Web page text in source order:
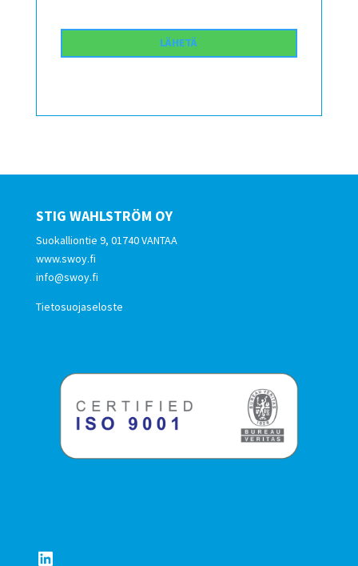
STIG WAHLSTRÖM OY
Suokalliontie 9, 01740 VANTAA
www.swoy.fi
info@swoy.fi
Tietosuojaseloste
LinkedIn